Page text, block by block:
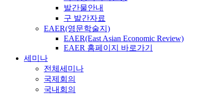
발간물안내
구 발간자료
EAER(영문학술지)
EAER(East Asian Economic Review)
EAER 홈페이지 바로가기
세미나
전체세미나
국제회의
국내회의